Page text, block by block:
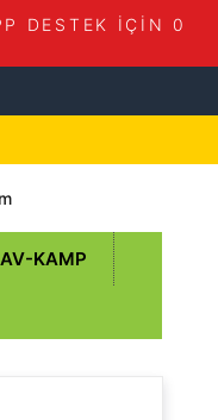
DESTEK İÇİN 0
AV-KAMP